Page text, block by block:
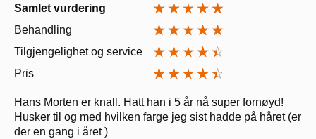
Samlet vurdering
Behandling
Tilgjengelighet og service
Pris
Hans Morten er knall. Hatt han i 5 år nå super fornøyd!
Husker til og med hvilken farge jeg sist hadde på håret (er
der en gang i året )